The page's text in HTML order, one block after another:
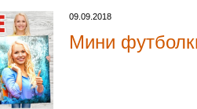
09.09.2018
Мини